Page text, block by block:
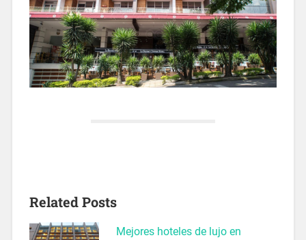
Related Posts
Mejores hoteles de lujo en